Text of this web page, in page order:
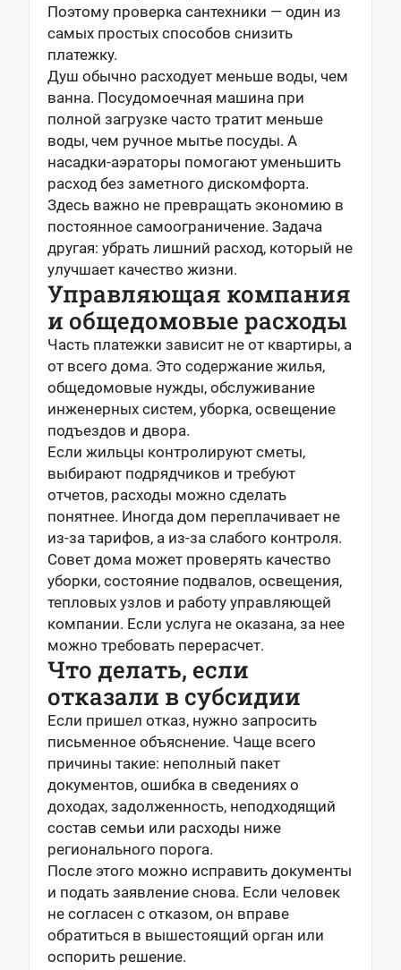
Поэтому проверка сантехники — один из
самых простых способов снизить
платежку.
Душ обычно расходует меньше воды, чем
ванна. Посудомоечная машина при
полной загрузке часто тратит меньше
воды, чем ручное мытье посуды. А
насадки-аэраторы помогают уменьшить
расход без заметного дискомфорта.
Здесь важно не превращать экономию в
постоянное самоограничение. Задача
другая: убрать лишний расход, который не
улучшает качество жизни.
Управляющая компания
и общедомовые расходы
Часть платежки зависит не от квартиры, а
от всего дома. Это содержание жилья,
общедомовые нужды, обслуживание
инженерных систем, уборка, освещение
подъездов и двора.
Если жильцы контролируют сметы,
выбирают подрядчиков и требуют
отчетов, расходы можно сделать
понятнее. Иногда дом переплачивает не
из-за тарифов, а из-за слабого контроля.
Совет дома может проверять качество
уборки, состояние подвалов, освещения,
тепловых узлов и работу управляющей
компании. Если услуга не оказана, за нее
можно требовать перерасчет.
Что делать, если
отказали в субсидии
Если пришел отказ, нужно запросить
письменное объяснение. Чаще всего
причины такие: неполный пакет
документов, ошибка в сведениях о
доходах, задолженность, неподходящий
состав семьи или расходы ниже
регионального порога.
После этого можно исправить документы
и подать заявление снова. Если человек
не согласен с отказом, он вправе
обратиться в вышестоящий орган или
оспорить решение.